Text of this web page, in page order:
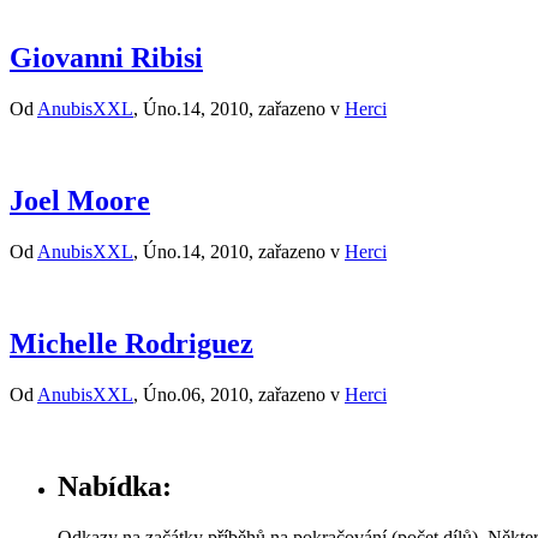
Giovanni Ribisi
Od AnubisXXL, Úno.14, 2010, zařazeno v Herci
Joel Moore
Od AnubisXXL, Úno.14, 2010, zařazeno v Herci
Michelle Rodriguez
Od AnubisXXL, Úno.06, 2010, zařazeno v Herci
Nabídka: